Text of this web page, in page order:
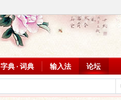
字典 · 词典 输入法 论坛